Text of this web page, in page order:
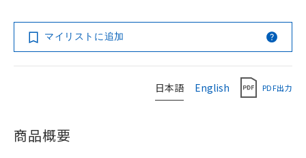
マイリストに追加
日本語 English PDF出力
商品概要